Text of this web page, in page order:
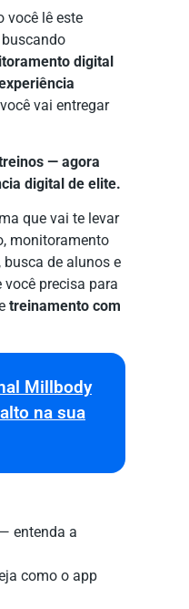
você lê este
digital
vai entregar
— agora
digital de elite.
que vai te levar
monitoramento
de alunos e
precisa para
treinamento com
Millbody
na sua
— entenda a
como o app